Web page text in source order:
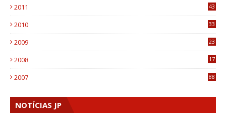
2011
43
2010
33
2009
23
2008
17
2007 88
NOTÍCIAS JP